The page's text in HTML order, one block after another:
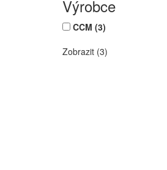
Výrobce
CCM (3)
Zobrazit (3)